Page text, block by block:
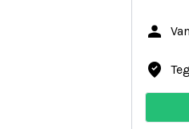
person
where_to_vote